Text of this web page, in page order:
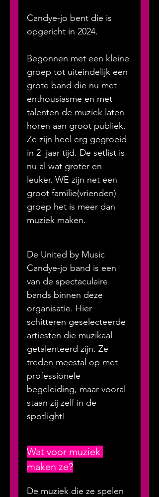
Candye-jo bent die is
opgericht in 2024.
Begonnen met een kleine
groep tot uiteindelijk een
grote band die nu met
enthousiasme en met
talenten de muziek laten
horen aan groot publiek.
Ze zijn heel erg gegroeid
in 2  jaar tijd. De setlist is
nu al wat groter en
leuker. WE zijn net een
groot familie(vrienden)
groep het is meer dan
muziek maken.
De United by Music
Candye-jo band is een
van de spectaculaire
bands binnen deze
organisatie. Hier
schitteren geselecteerde
artiesten die muzikaal
getalenteerd zijn. Ze
treden meestal op met
professionele
begeleiding, maar vooral
staan zij zelf in de
spotlight!
Wat voor muziek
maken ze?
De muziek die ze spelen